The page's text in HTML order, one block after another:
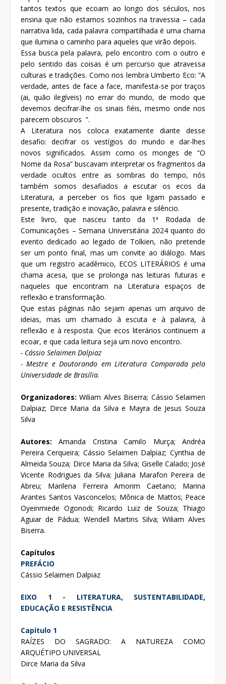
tantos textos que ecoam ao longo dos séculos, nos
ensina que não estamos sozinhos na travessia – cada
narrativa lida, cada palavra compartilhada é uma chama
que ilumina o caminho para aqueles que virão depois.
Essa busca pela palavra, pelo encontro com o outro e
pelo sentido das coisas é um percurso que atravessa
culturas e tradições. Como nos lembra Umberto Eco: “A
verdade, antes de face a face, manifesta-se por traços
(ai, quão ilegíveis) no errar do mundo, de modo que
devemos decifrar-lhe os sinais fiéis, mesmo onde nos
parecem obscuros ”.
A Literatura nos coloca exatamente diante desse
desafio: decifrar os vestígios do mundo e dar-lhes
novos significados. Assim como os monges de “O
Nome da Rosa” buscavam interpretar os fragmentos da
verdade ocultos entre as sombras do tempo, nós
também somos desafiados a escutar os ecos da
Literatura, a perceber os fios que ligam passado e
presente, tradição e inovação, palavra e silêncio.
Este livro, que nasceu tanto da 1ª Rodada de
Comunicações – Semana Universitária 2024 quanto do
evento dedicado ao legado de Tolkien, não pretende
ser um ponto final, mas um convite ao diálogo. Mais
que um registro acadêmico, ECOS LITERÁRIOS é uma
chama acesa, que se prolonga nas leituras futuras e
naqueles que encontram na Literatura espaços de
reflexão e transformação.
Que estas páginas não sejam apenas um arquivo de
ideias, mas um chamado à escuta e à palavra, à
reflexão e à resposta. Que ecos literários continuem a
ecoar, e que cada leitura seja um novo encontro.
- Cássio Selaimen Dalpiaz
- Mestre e Doutorando em Literatura Comparada pela
Universidade de Brasília.
Organizadores: Wiliam Alves Biserra; Cássio Selaimen
Dalpiaz; Dirce Maria da Silva e Mayra de Jesus Souza
Silva
Autores:Amanda Cristina Camilo Murça; Andréa
Pereira Cerqueira; Cássio Selaimen Dalpiaz; Cynthia de
Almeida Souza; Dirce Maria da Silva; Giselle Calado; José
Vicente Rodrigues da Silva; Juliana Marafon Pereira de
Abreu; Marilena Ferreira Amorim Caetano; Marina
Arantes Santos Vasconcelos; Mônica de Mattos; Peace
Oyeinmiede Ogonodi; Ricardo Luiz de Souza; Thiago
Aguiar de Pádua; Wendell Martins Silva; Wiliam Alves
Biserra.
Capítulos
PREFÁCIO
Cássio Selaimen Dalpiaz
EIXO 1 - LITERATURA, SUSTENTABILIDADE,
EDUCAÇÃO E RESISTÊNCIA
Capítulo 1
RAÍZES DO SAGRADO: A NATUREZA COMO
ARQUÉTIPO UNIVERSAL
Dirce Maria da Silva